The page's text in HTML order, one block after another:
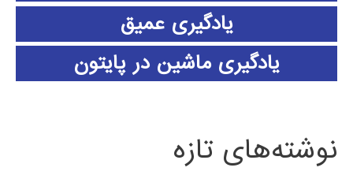
یادگیری عمیق
یادگیری ماشین در پایتون
نوشته‌های تازه